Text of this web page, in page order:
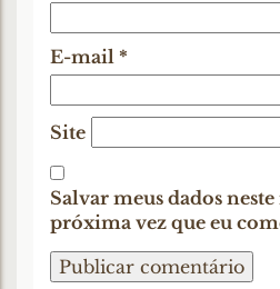
E-mail *
Site
Salvar meus dados
próxima vez que eu